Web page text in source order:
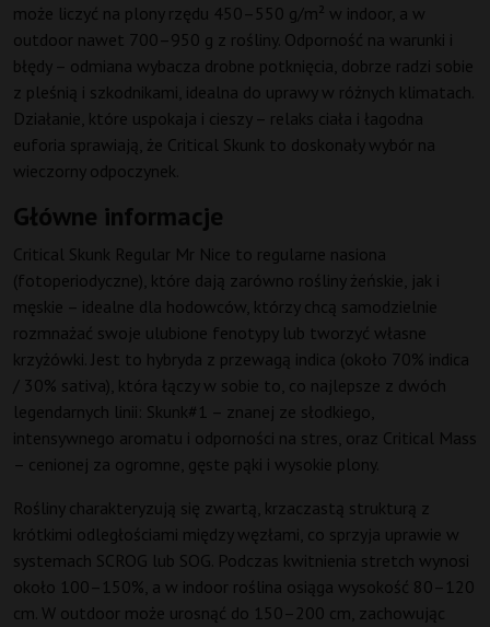
może liczyć na plony rzędu 450–550 g/m² w indoor, a w
outdoor nawet 700–950 g z rośliny. Odporność na warunki i
błędy – odmiana wybacza drobne potknięcia, dobrze radzi sobie
z pleśnią i szkodnikami, idealna do uprawy w różnych klimatach.
Działanie, które uspokaja i cieszy – relaks ciała i łagodna
euforia sprawiają, że Critical Skunk to doskonały wybór na
wieczorny odpoczynek.
Główne informacje
Critical Skunk Regular Mr Nice to regularne nasiona
(fotoperiodyczne), które dają zarówno rośliny żeńskie, jak i
męskie – idealne dla hodowców, którzy chcą samodzielnie
rozmnażać swoje ulubione fenotypy lub tworzyć własne
krzyżówki. Jest to hybryda z przewagą indica (około 70% indica
/ 30% sativa), która łączy w sobie to, co najlepsze z dwóch
legendarnych linii: Skunk#1 – znanej ze słodkiego,
intensywnego aromatu i odporności na stres, oraz Critical Mass
– cenionej za ogromne, gęste pąki i wysokie plony.
Rośliny charakteryzują się zwartą, krzaczastą strukturą z
krótkimi odległościami między węzłami, co sprzyja uprawie w
systemach SCROG lub SOG. Podczas kwitnienia stretch wynosi
około 100–150%, a w indoor roślina osiąga wysokość 80–120
cm. W outdoor może urosnąć do 150–200 cm, zachowując